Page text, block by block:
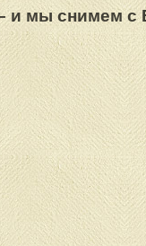
и мы снимем с